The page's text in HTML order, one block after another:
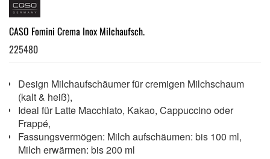
CASO Fomini Crema Inox Milchaufsch.
225480
Design Milchaufschäumer für cremigen Milchschaum
(kalt & heiß),
Ideal für Latte Macchiato, Kakao, Cappuccino oder
Frappé,
Fassungsvermögen: Milch aufschäumen: bis 100 ml,
Milch erwärmen: bis 200 ml